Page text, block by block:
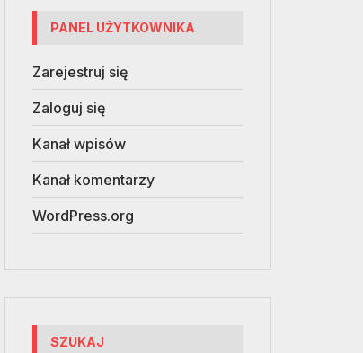
PANEL UŻYTKOWNIKA
Zarejestruj się
Zaloguj się
Kanał wpisów
Kanał komentarzy
WordPress.org
SZUKAJ